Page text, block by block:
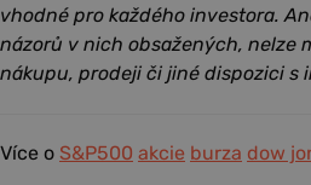
vhodné pro každého investora.
názorů v nich obsažených, nelze
nákupu, prodeji či jiné dispozici s
Více o S&P500 akcie burza dow